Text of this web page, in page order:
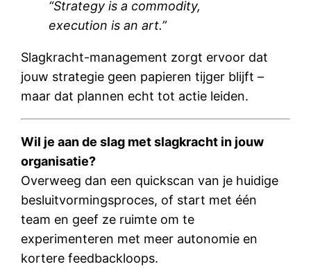
“Strategy is a commodity,
execution is an art.”
Slagkracht-management zorgt ervoor dat
jouw strategie geen papieren tijger blijft –
maar dat plannen echt tot actie leiden.
Wil je aan de slag met slagkracht in jouw
organisatie?
Overweeg dan een quickscan van je huidige
besluitvormingsproces, of start met één
team en geef ze ruimte om te
experimenteren met meer autonomie en
kortere feedbackloops.